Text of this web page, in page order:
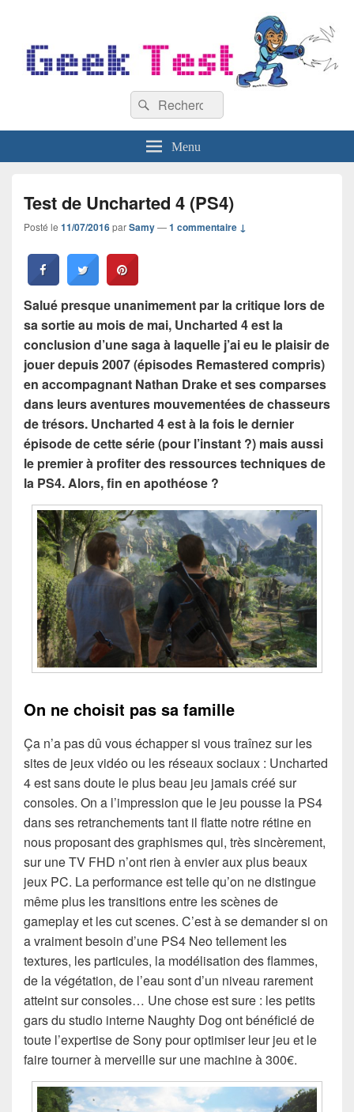
Recherche :
Rechercher
Menu
Test de Uncharted 4 (PS4)
Posté le 11/07/2016parSamy—1 commentaire ↓
Salué presque unanimement par la critique lors de
sa sortie au mois de mai, Uncharted 4 est la
conclusion d’une saga à laquelle j’ai eu le plaisir de
jouer depuis 2007 (épisodes Remastered compris)
en accompagnant Nathan Drake et ses comparses
dans leurs aventures mouvementées de chasseurs
de trésors. Uncharted 4 est à la fois le dernier
épisode de cette série (pour l’instant ?) mais aussi
le premier à profiter des ressources techniques de
la PS4. Alors, fin en apothéose ?
On ne choisit pas sa famille
Ça n’a pas dû vous échapper si vous traînez sur les
sites de jeux vidéo ou les réseaux sociaux : Uncharted
4 est sans doute le plus beau jeu jamais créé sur
consoles. On a l’impression que le jeu pousse la PS4
dans ses retranchements tant il flatte notre rétine en
nous proposant des graphismes qui, très sincèrement,
sur une TV FHD n’ont rien à envier aux plus beaux
jeux PC. La performance est telle qu’on ne distingue
même plus les transitions entre les scènes de
gameplay et les cut scenes. C’est à se demander si on
a vraiment besoin d’une PS4 Neo tellement les
textures, les particules, la modélisation des flammes,
de la végétation, de l’eau sont d’un niveau rarement
atteint sur consoles… Une chose est sure : les petits
gars du studio interne Naughty Dog ont bénéficié de
toute l’expertise de Sony pour optimiser leur jeu et le
faire tourner à merveille sur une machine à 300€.